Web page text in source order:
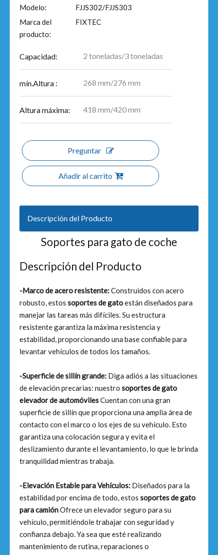
Modelo:
FJJS302/FJJS303
Marca del
producto:
FIXTEC
Capacidad: 2 toneladas/3 toneladas
mín.Altura : 268 mm/276 mm
Altura máxima: 418 mm/420 mm
Preguntar
Añadir al carrito
Descripción del Producto
Soportes para gato de coche
Descripción del Producto
-Marco de acero resistente:Construidos con acero
robusto, estos soportes de gatoestán diseñados para
manejar las tareas más difíciles. Su estructura
resistente garantiza la máxima resistencia y
estabilidad, proporcionando una base confiable para
levantar vehículos de todos los tamaños.
-Superficie de sillín grande: Diga adiós a las situaciones
de elevación precarias: nuestro soportes de gato
elevador de automóvilesCuentan con una gran
superficie de sillín que proporciona una amplia área de
contacto con el marco o los ejes de su vehículo. Esto
garantiza una colocación segura y evita el
deslizamiento durante el levantamiento, lo que le brinda
tranquilidad mientras trabaja.
-Elevación Estable para Vehículos: Diseñados para la
estabilidad por encima de todo, estos soportes de gato
para camiónOfrece un elevador seguro para su
vehículo, permitiéndole trabajar con seguridad y
confianza debajo. Ya sea que esté realizando
mantenimiento de rutina, reparaciones o